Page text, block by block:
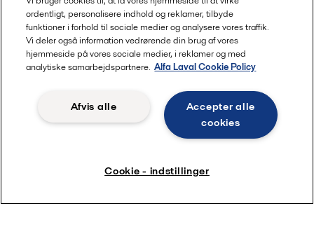
ordentligt, personalisere indhold og reklamer, tilbyde
funktioner i forhold til sociale medier og analysere vores traffik.
Vi deler også information vedrørende din brug af vores
hjemmeside på vores sociale medier, i reklamer og med
analytiske samarbejdspartnere. Alfa Laval Cookie Policy
Accepter alle
cookies
Afvis alle
Cookie - indstillinger